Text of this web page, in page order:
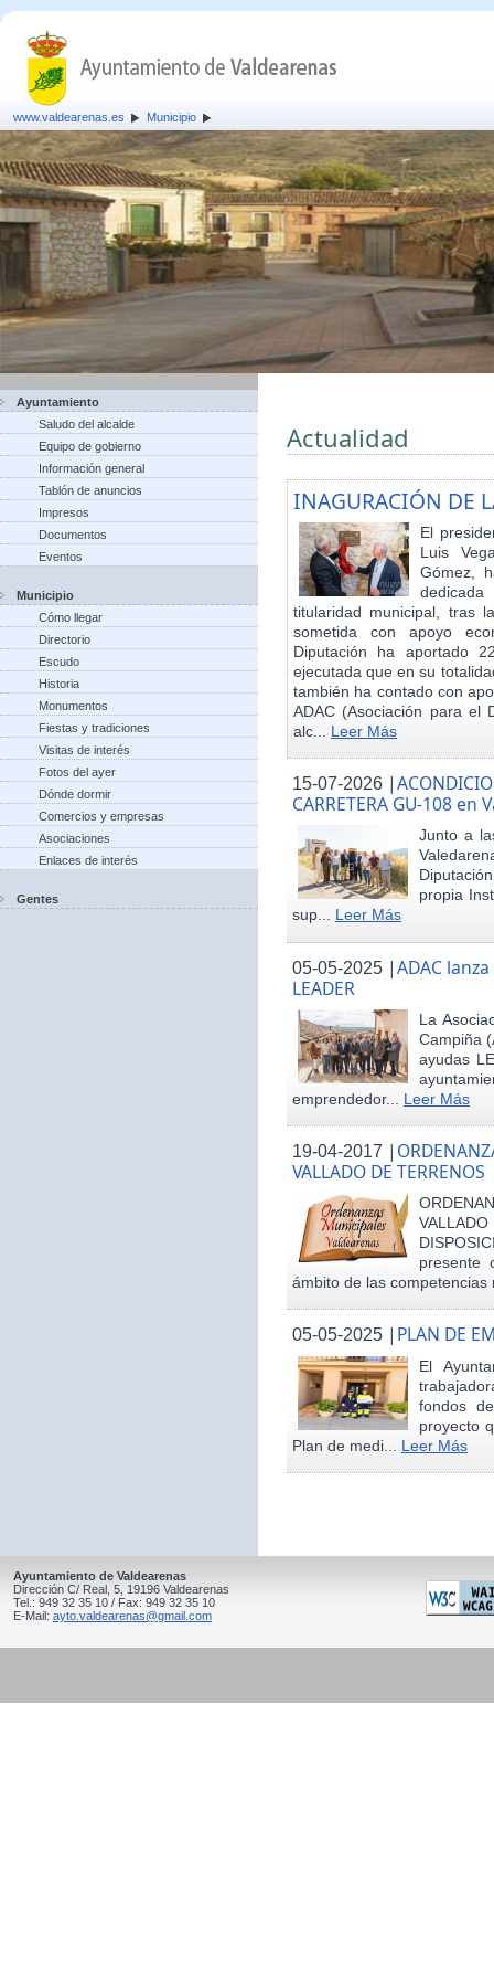
www.valdearenas.es Municipio
Ayuntamiento
Saludo del alcalde
Equipo de gobierno
Información general
Tablón de anuncios
Impresos
Documentos
Eventos
Municipio
Cómo llegar
Directorio
Escudo
Historia
Monumentos
Fiestas y tradiciones
Visitas de interés
Fotos del ayer
Dónde dormir
Comercios y empresas
Asociaciones
Enlaces de interés
Gentes
Actualidad
INAGURACIÓN DE
El
Luis
Gómez,
titularidad municipal, tras
sometida con apoyo
Diputación ha aportado
ejecutada que en su
también ha contado con
ADAC (Asociación para el
alc... Leer Más
15-07-2026 |
CARRETERA GU-108 en
Junto a
propia
sup... Leer Más
05-05-2025 |ADAC
LEADER
La
Campiña
ayudas
emprendedor... Leer Más
19-04-2017 |
VALLADO DE TERRENOS
presente
ámbito de las
05-05-2025 | PLAN DE
El
fondos
proyecto
Plan de medi... Leer Más
Ayuntamiento de Valdearenas
Dirección C/ Real, 5, 19196 Valdearenas
Tel.: 949 32 35 10 / Fax: 949 32 35 10
E-Mail: ayto.valdearenas@gmail.com